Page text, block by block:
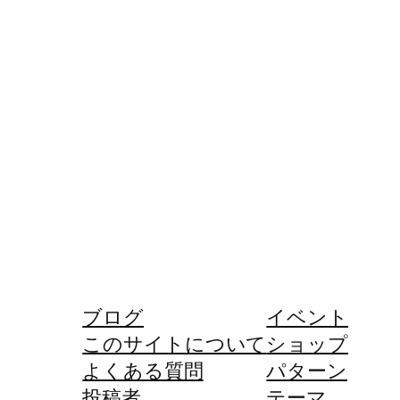
ブログ
このサイトについて
よくある質問
イベント
ショップ
パターン